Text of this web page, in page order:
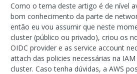
Como o tema deste artigo é de nível
bom conhecimento da parte de
então eu vou assumir que neste
cluster (público ou privado), criou os
OIDC provider e as service account
attach das policies necessárias na
cluster. Caso tenha dúvidas, a AWS